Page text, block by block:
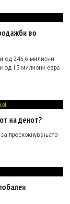
збогатува
во
од 246,6 милиони
од 15 милиони евра
на денот?
прескокнувањето